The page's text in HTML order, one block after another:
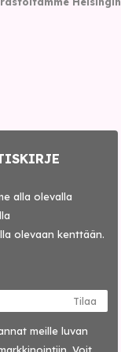
alla olevalla
olevaan kenttään.
Tilaa
meille luvan
Voit